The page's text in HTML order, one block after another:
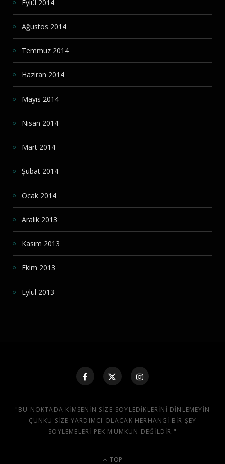
Eylül 2014
Ağustos 2014
Temmuz 2014
Haziran 2014
Mayıs 2014
Nisan 2014
Mart 2014
Şubat 2014
Ocak 2014
Aralık 2013
Kasım 2013
Ekim 2013
Eylül 2013
"BU NOKTADA KIMSENIN SIZE SÖYLEDIKLERINI DINLEMEYIN
ÇÜNKÜ SIZE YARDIMCI OLACAK HERHANGI BIR ŞEY
SÖYLEMELERI PEK MÜMKÜN DEĞILDIR."
TOP